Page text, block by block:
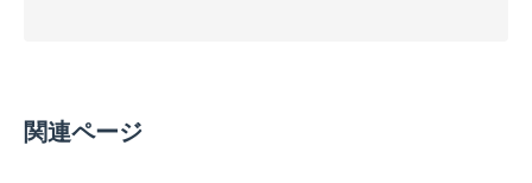
関連ページ